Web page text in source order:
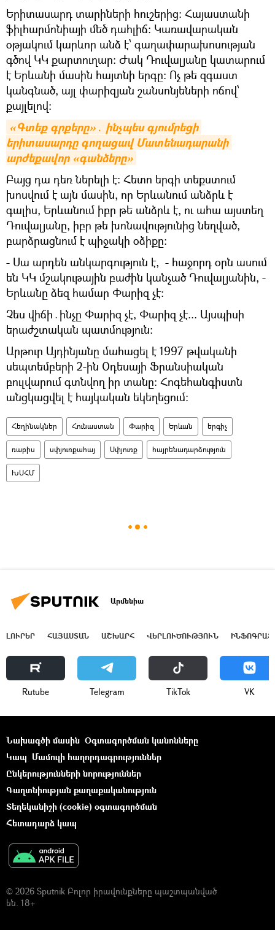
Երիտասարդ տարիների հուշերից։ Հայաստանի
ֆիլհարմոնիայի մեծ դահլիճ։ Կառավարական
օթյակում կարևոր անձ է՝ գաղափարախոսության
գծով ԿԿ քարտուղար։ Ժակ Դուվալյանը կատարում
է Երևանի մասին հայտնի երգը։ Ոչ թե զգաստ
կանգնած, այլ փարիզյան շանսոնյեների ոճով՝
քայլելով։
«Գտեք գրքերը»․ ինչպես գյումրեցի
երիտասարդը գողացավ Մատենադարանի
արժեքավոր «գանձերը»
Բայց դա դեռ ներելի է։ Հետո երգի տեքստում
խոսվում է այն մասին, որ Երևանում անձրև է
գալիս, Երևանում իբր թե անձրև է, ու ահա այստեղ
Դուվալյանը, իբր թե խոնավությունից նեղված,
բարձրացնում է պիջակի օձիքը։
- Սա արդեն անկարգություն է, - հաջորդ օրն ասում
են ԿԿ մշակութային բաժին կանչած Դուվալյանին, -
Երևանը ձեզ համար Փարիզ չէ։
Չես վիճի․ինչը Փարիզ չէ, Փարիզ չէ... Այսպիսի
երաժշտական պատմություն։
Արթուր Այդինյանը մահացել է 1997 թվականի
սեպտեմբերի 2-ին Օդեսայի Ֆրանսիական
բուլվարում գտնվող իր տանը։ Հոգեհանգիստն
անցկացվել է հայկական եկեղեցում։
Հեղինակներ Հունաստան Փարիզ Երևան երգիչ
ռաբիս սփյուռքահայ Սփյուռք հայրենադարձություն
ԽՍՀՄ
Արմենիա
ԼՈՒՐԵՐ ՀԱՅԱՍՏԱՆ ԱՇԽԱՐՀ ՎԵՐԼՈՒԾՈՒԹՅՈՒՆ
Rutube Telegram ТikТоk VK
Նախագծի մասին Օգտագործման կանոնները
Կապ Մամուլի հաղորդագրություններ
Ընկերությունների նորություններ
Գաղտնիության քաղաքականություն
Տեղեկանիշի (cookie) օգտագործման
Հետադարձ կապ
© 2026 Sputnik Բոլոր իրավունքները պաշտպանված
են. 18+